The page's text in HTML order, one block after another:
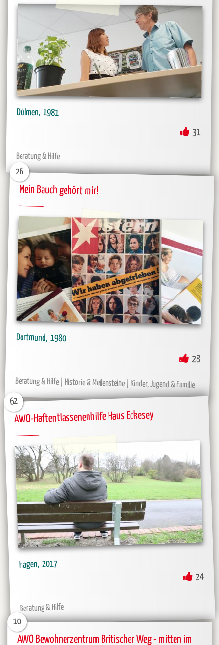
Dülmen 1981
31
Beratung & Hilfe
Mein Bauch gehört mir!
26
Dortmund 1980
28
Beratung & Hilfe Historie & Meilensteine Kinder, Jugend & Familie
AWO-Haftentlassenenhilfe Haus Eckesey
62
Hagen 2017
24
Beratung & Hilfe
AWO Bewohnerzentrum Britischer Weg - mitten im
10